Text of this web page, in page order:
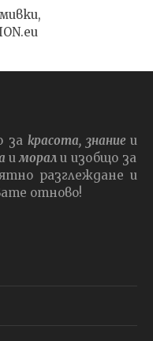
закрасота, знаниеи
и морали изобщо за
разглеждане и
отново!